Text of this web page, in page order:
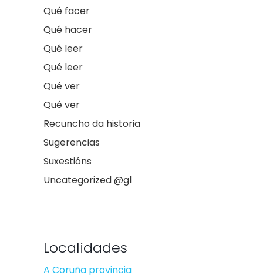
Qué facer
Qué hacer
Qué leer
Qué leer
Qué ver
Qué ver
Recuncho da historia
Sugerencias
Suxestións
Uncategorized @gl
Localidades
A Coruña provincia